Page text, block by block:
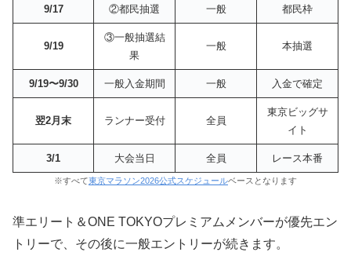
9/17 ②都民抽選 一般 都民枠
9/19
③一般抽選結
果
一般 本抽選
9/19〜9/30 一般入金期間 一般 入金で確定
翌2月末 ランナー受付 全員
東京ビッグサ
イト
3/1 大会当日 全員 レース本番
※すべて東京マラソン2026公式スケジュールベースとなります
準エリート＆ONE TOKYOプレミアムメンバーが優先エン
トリーで、その後に一般エントリーが続きます。